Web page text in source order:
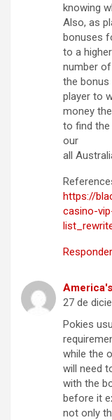
knowing
Also, as
bonuses
to a
number
the bonus
player to
money
to find the
our
all
https://
casino-
Responder
27 de
Pokies
while the
will need
with the
before it
not only